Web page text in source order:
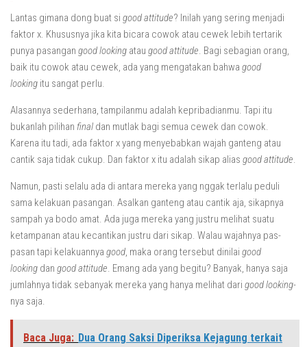
Lantas gimana dong buat si good attitude? Inilah yang sering menjadi
faktor x. Khususnya jika kita bicara cowok atau cewek lebih tertarik
punya pasangan good looking atau good attitude. Bagi sebagian orang,
baik itu cowok atau cewek, ada yang mengatakan bahwa good
looking itu sangat perlu.
Alasannya sederhana, tampilanmu adalah kepribadianmu. Tapi itu
bukanlah pilihan final dan mutlak bagi semua cewek dan cowok.
Karena itu tadi, ada faktor x yang menyebabkan wajah ganteng atau
cantik saja tidak cukup. Dan faktor x itu adalah sikap alias good attitude.
Namun, pasti selalu ada di antara mereka yang nggak terlalu peduli
sama kelakuan pasangan. Asalkan ganteng atau cantik aja, sikapnya
sampah ya bodo amat. Ada juga mereka yang justru melihat suatu
ketampanan atau kecantikan justru dari sikap. Walau wajahnya pas-
pasan tapi kelakuannya good, maka orang tersebut dinilai good
looking dan good attitude. Emang ada yang begitu? Banyak, hanya saja
jumlahnya tidak sebanyak mereka yang hanya melihat dari goodlooking-
nya saja.
Baca Juga: Dua Orang Saksi Diperiksa Kejagung terkait